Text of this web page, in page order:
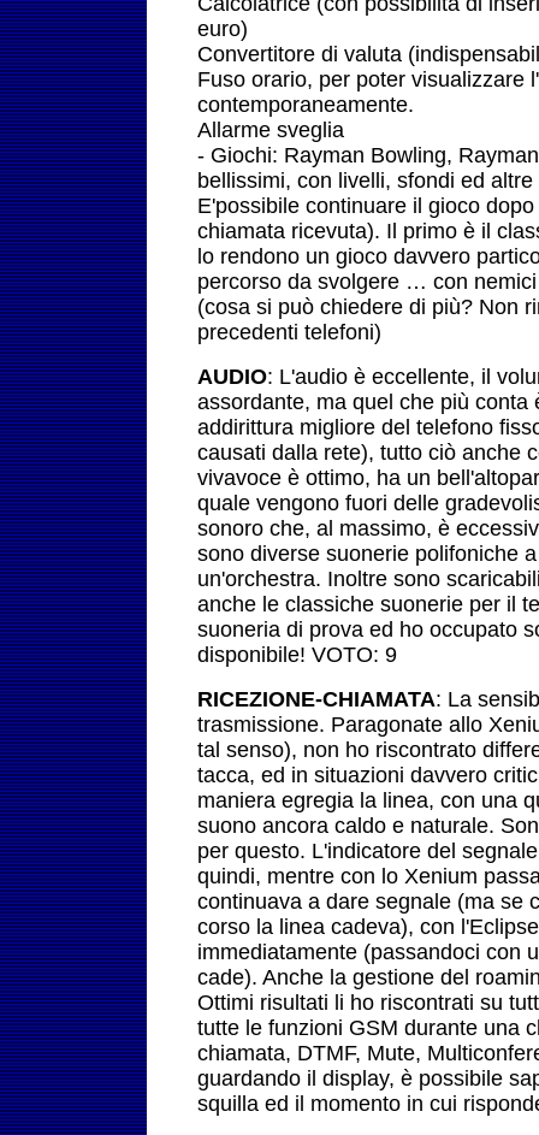
euro)
Convertitore di valuta
Fuso orario, per poter visualizzare
contemporaneamente.
Allarme sveglia
- Giochi: Rayman Bowling,
bellissimi, con livelli, sfondi ed
E'possibile continuare il gioco
chiamata ricevuta). Il primo è il
lo rendono un gioco davvero
percorso da svolgere … con
(cosa si può chiedere di più? Non
precedenti telefoni)
AUDIO: L'audio è eccellente, il
assordante, ma quel che più
addirittura migliore del telefono
causati dalla rete), tutto ciò anche
vivavoce è ottimo, ha un
quale vengono fuori delle
sonoro che, al massimo, è
sono diverse suonerie polifoniche
un'orchestra. Inoltre sono
anche le classiche suonerie per il
suoneria di prova ed ho occupato
disponibile! VOTO: 9
RICEZIONE-CHIAMATA: La
trasmissione. Paragonate allo
tal senso), non ho riscontrato
tacca, ed in situazioni davvero
maniera egregia la linea, con una
suono ancora caldo e naturale.
per questo. L'indicatore del
quindi, mentre con lo Xenium
continuava a dare segnale (ma se
corso la linea cadeva), con
immediatamente (passandoci con
cade). Anche la gestione del
Ottimi risultati li ho riscontrati su
tutte le funzioni GSM durante una
chiamata, DTMF, Mute,
guardando il display, è possibile
squilla ed il momento in cui